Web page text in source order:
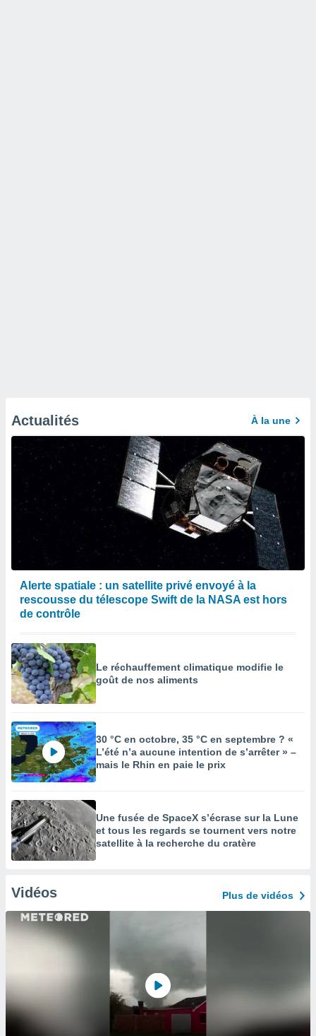
Actualités À la une
Alerte spatiale : un satellite privé envoyé à la
rescousse du télescope Swift de la NASA est hors
de contrôle
Le réchauffement climatique modifie le
goût de nos aliments
30 °C en octobre, 35 °C en septembre ? «
L’été n’a aucune intention de s’arrêter » –
mais le Rhin en paie le prix
Une fusée de SpaceX s’écrase sur la Lune
et tous les regards se tournent vers notre
satellite à la recherche du cratère
Vidéos Plus de vidéos